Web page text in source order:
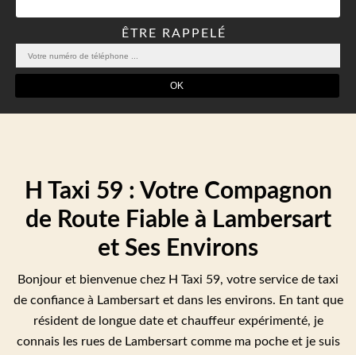
ÊTRE RAPPELÉ
H Taxi 59 : Votre Compagnon
de Route Fiable à Lambersart
et Ses Environs
Bonjour et bienvenue chez H Taxi 59, votre service de taxi
de confiance à Lambersart et dans les environs. En tant que
résident de longue date et chauffeur expérimenté, je
connais les rues de Lambersart comme ma poche et je suis